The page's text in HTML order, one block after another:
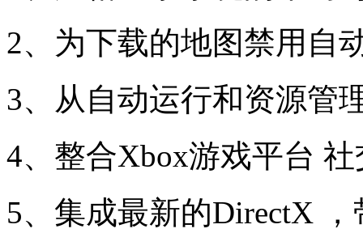
2、为下载的地图禁用自
3、从自动运行和资源管
4、整合Xbox游戏平台
5、集成最新的DirectX